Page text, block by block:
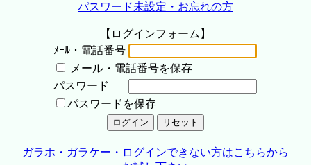
パスワード未設定・お忘れの方
【ログインフォーム】
ﾒｰﾙ・電話番号
メール・電話番号を保存
パスワード
パスワードを保存
ガラホ・ガラケー・ログインできない方はこちらから